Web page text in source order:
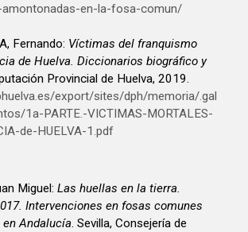
amontonadas-en-la-fosa-comun/
Fernando: Víctimas del franquismo
de Huelva. Diccionarios biográfico y
Provincial de Huelva, 2019.
export/sites/dph/memoria/.gal
1a-PARTE.-VICTIMAS-MORTALES-
de-HUELVA-1.pdf
Miguel:Las huellas en la tierra.
Intervenciones en fosas comunes
Andalucía. Sevilla, Consejería de